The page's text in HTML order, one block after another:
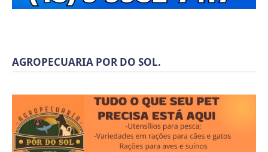
AGROPECUARIA POR DO SOL.